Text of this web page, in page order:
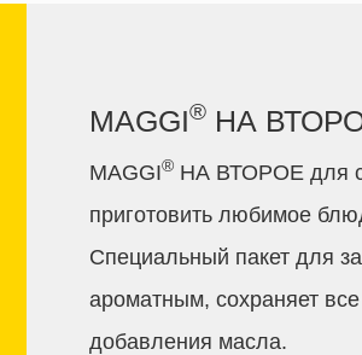
MAGGI® НА
MAGGI® НА ВТОРОЕ для
приготовить любимое
Специальный пакет для
ароматным, сохраняет
добавления масла.